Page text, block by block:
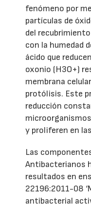
fenómeno por
partículas de
del
con la humedad
ácido que
oxonio (H3O+)
membrana
protólisis. Este
reducción
y proliferen en
Las
Antibacterianos
resultados en
22196:2011-08
antibacterial